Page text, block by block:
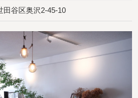
田谷区奥沢2-45-10